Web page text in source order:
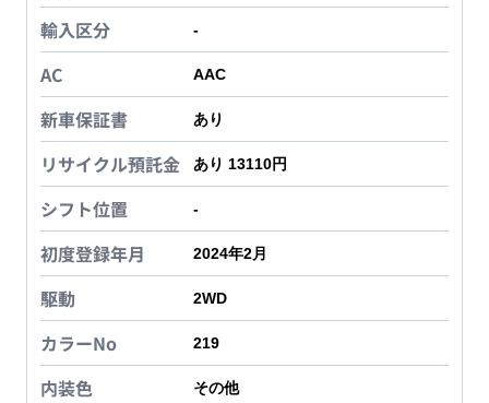
輸入区分 -
AC AAC
新車保証書 あり
リサイクル預託金 あり 13110円
シフト位置 -
初度登録年月 2024年2月
駆動 2WD
カラーNo 219
内装色 その他